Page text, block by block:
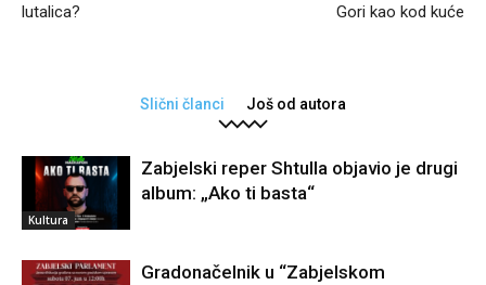
lutalica?
Gori kao kod kuće
Slični članci Još od autora
Kultura
Zabjelski reper Shtulla objavio je drugi
album: „Ako ti basta“
Gradonačelnik u “Zabjelskom